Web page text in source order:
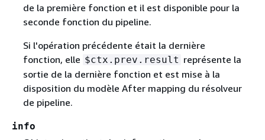
de la première fonction et il est disponible pour la
seconde fonction du pipeline.
Si l'opération précédente était la dernière
fonction, elle $ctx.prev.result représente la
sortie de la dernière fonction et est mise à la
disposition du modèle After mapping du résolveur
de pipeline.
info